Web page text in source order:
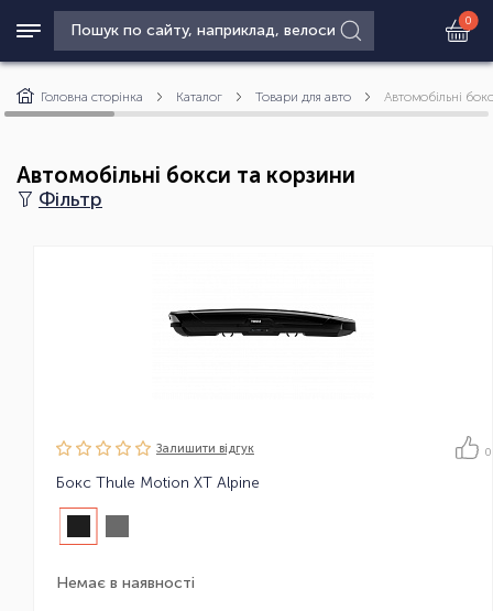
0
Головна сторінка Каталог Товари для авто Автомобільні
Автомобільні бокси та корзини
Фільтр
Залишити вiдгук 0
Бокс Thule Motion XT Alpine
Немає в наявності